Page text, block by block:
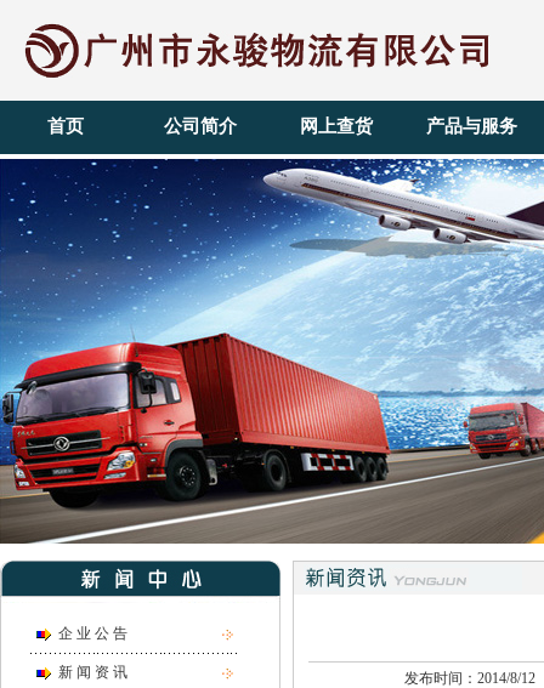
首页 公司简介 网上查货 产品与服务
企 业 公 告
新 闻 资 讯
发布时间：2014/8/12